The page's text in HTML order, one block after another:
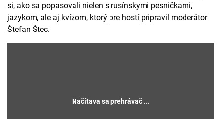
si, ako sa popasovali nielen s rusínskymi pesničkami,
jazykom, ale aj kvízom, ktorý pre hostí pripravil moderátor
Štefan Štec.